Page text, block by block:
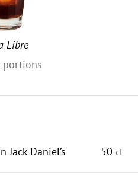
Libre
portions
Jack Daniel’s 50 cl